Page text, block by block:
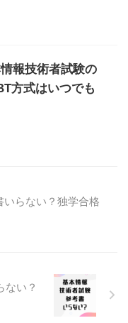
情報技術者試験の
方式はいつでも
いらない？独学合格
ない？